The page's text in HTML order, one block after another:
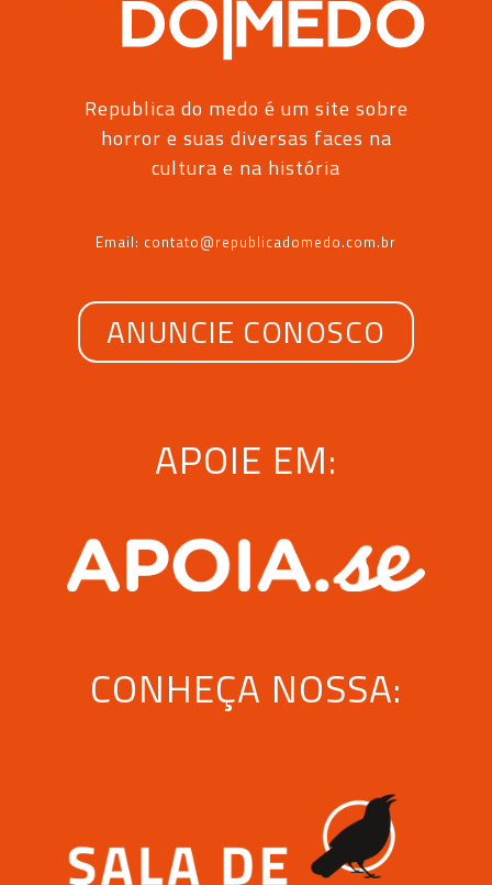
Republica do medo é um site sobre
horror e suas diversas faces na
cultura e na história
Email: contato@republicadomedo.com.br
ANUNCIE CONOSCO
APOIE EM:
CONHEÇA NOSSA: